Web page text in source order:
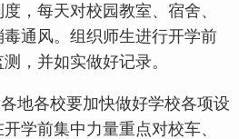
，每天对校园教室、宿舍、
通风。组织师生进行开学前
，并如实做好记录。
地各校要加快做好学校各项设
学前集中力量重点对校车、